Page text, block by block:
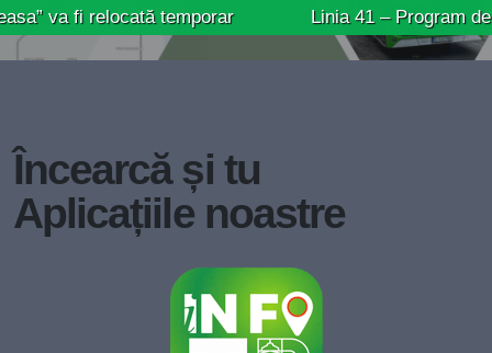
relocată temporar Linia 41 – Program de
Încearcă și tu
Aplicațiile noastre